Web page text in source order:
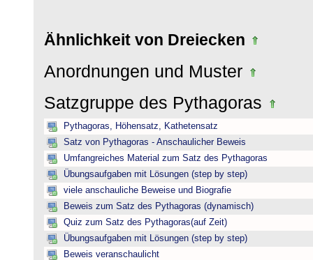
Ähnlichkeit von Dreiecken
Anordnungen und Muster
Satzgruppe des Pythagoras
Pythagoras, Höhensatz, Kathetensatz
Satz von Pythagoras - Anschaulicher Beweis
Umfangreiches Material zum Satz des Pythagoras
Übungsaufgaben mit Lösungen (step by step)
viele anschauliche Beweise und Biografie
Beweis zum Satz des Pythagoras (dynamisch)
Quiz zum Satz des Pythagoras(auf Zeit)
Übungsaufgaben mit Lösungen (step by step)
Beweis veranschaulicht